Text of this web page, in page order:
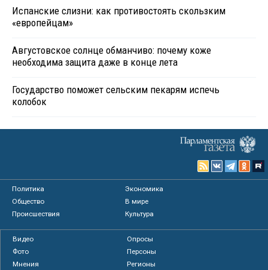
Испанские слизни: как противостоять скользким
«европейцам»
Августовское солнце обманчиво: почему коже
необходима защита даже в конце лета
Государство поможет сельским пекарям испечь
колобок
Политика
Экономика
Общество
В мире
Происшествия
Культура
Видео
Опросы
Фото
Персоны
Мнения
Регионы